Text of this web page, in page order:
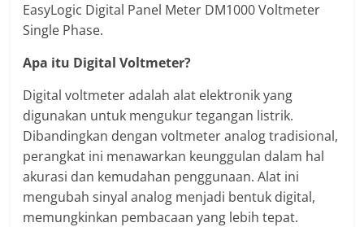
EasyLogic Digital Panel Meter DM1000 Voltmeter
Single Phase.
Apa itu Digital Voltmeter?
Digital voltmeter adalah alat elektronik yang
digunakan untuk mengukur tegangan listrik.
Dibandingkan dengan voltmeter analog tradisional,
perangkat ini menawarkan keunggulan dalam hal
akurasi dan kemudahan penggunaan. Alat ini
mengubah sinyal analog menjadi bentuk digital,
memungkinkan pembacaan yang lebih tepat.